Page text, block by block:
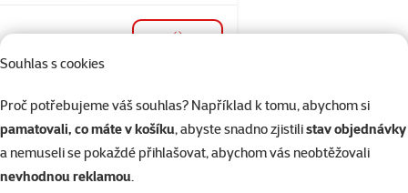
Souhlas s cookies
Proč potřebujeme váš souhlas? Například k tomu, abychom si
pamatovali, co máte v košíku, abyste snadno zjistilistav objednávky
a nemuseli se pokaždé přihlašovat, abychom vás neobtěžovali
nevhodnou reklamou.
Repti Planet
Dekorace T-REX
lebka
Hodnocení 0%